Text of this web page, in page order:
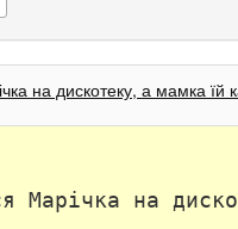
на дискотеку, а мамка їй
Марічка на